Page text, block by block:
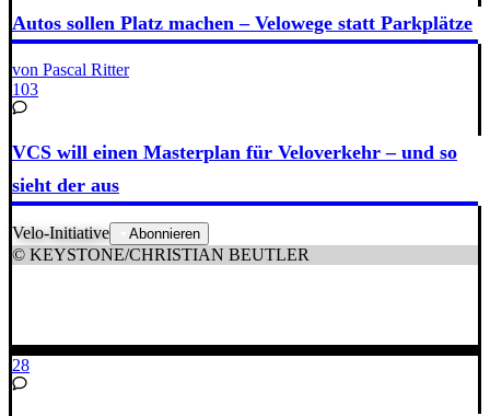
Autos sollen Platz machen – Velowege statt Parkplätze
von Pascal Ritter
103
VCS will einen Masterplan für Veloverkehr – und so
sieht der aus
Velo-Initiative Abonnieren
© KEYSTONE/CHRISTIAN BEUTLER
28